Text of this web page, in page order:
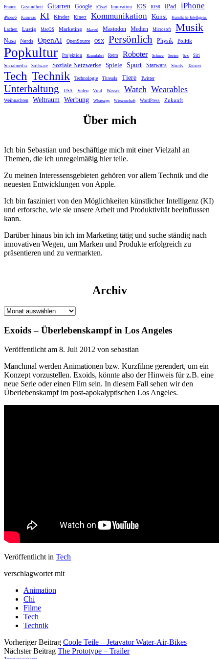
Frauen
Gesundheit Gitarren Google iCloud Innovation IOS IOS8 iPad iPhone
iPhone6 Kameras KI Kinder Kinect Kommunikation Kunst Künstliche Intelligenz
Lachen Lustig MacOS Marketing Marvel Mastodon Medien Microsoft Musik
Nasa Nerds OpenAI OpenSource OSX Persönlich Physik Politik
Popkultur Projektion Raumfahrt Retro Roboter Schnee Serien Sex Siri
Socialmedia Software Soziale Netzwerke Spiele Sport Starwars Stunts Tanzen
Tech Technik Technologie Threads Tiere Twitter
Unterhaltung USA Video Viral Wasser Watch Wearables
Weihnachten Weltraum Werbung Whatsapp Wissenschaft WordPress Zukunft
Über mich
Ich bin Sebastian und beschäftige mich mit einer Vielzahl an
Themen, die ich unregelmäßig hier teile.
Zu meinen Interessensgebieten gehören vor allem Technik und die
neuesten Entwicklungen von Apple.
Ich bin fasziniert von den Möglichkeiten künstlicher Intelligenz (KI)
und erforsche, wie sie unsere Arbeit und Produktivität beeinflussen
kann.
Darüber hinaus bin ich im Marketing tätig und suche ständig nach
innovativen Wegen, um Marken und Produkte erfolgreich zu
präsentieren und zu vermarkten.
Archiv
Archiv
Exoids – Überlebenskampf in Los Angeles
Veröffentlicht am 8. Juli 2012 von sebastian
Manchmal werden Animationen bzw. Kurzfilme gerendert, um ein
Konzept vorzustellen. Exoids, könnte also der Hinweis für z.B. eine
neue Serie oder einen Film sein. In diesem Fall sehen wir den
Überlebenskampf im post-apokalyptischen Los Angeles.
Veröffentlicht in Tech
verschlagwortet mit
Animation
Chi
Filme
Tech
Technik
Vorheriger Beitrag Coole Teile – Jetavator Water-Air-Bikes
Nächster Beitrag The Prototype – Trailer